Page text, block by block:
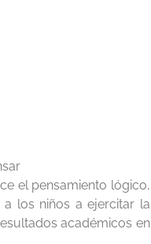
el pensamiento lógico,
los niños a ejercitar la
académicos en